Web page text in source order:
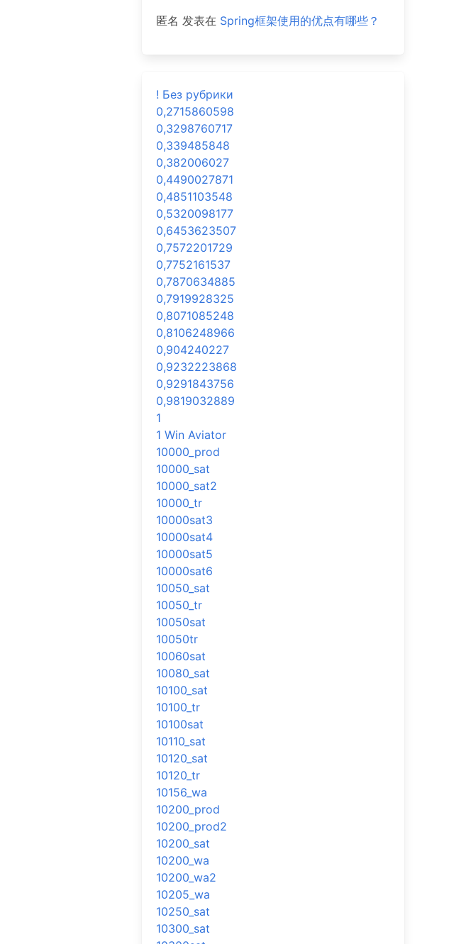
匿名 发表在 Spring框架使用的优点有哪些？
! Без рубрики
0,2715860598
0,3298760717
0,339485848
0,382006027
0,4490027871
0,4851103548
0,5320098177
0,6453623507
0,7572201729
0,7752161537
0,7870634885
0,7919928325
0,8071085248
0,8106248966
0,904240227
0,9232223868
0,9291843756
0,9819032889
1
1 Win Aviator
10000_prod
10000_sat
10000_sat2
10000_tr
10000sat3
10000sat4
10000sat5
10000sat6
10050_sat
10050_tr
10050sat
10050tr
10060sat
10080_sat
10100_sat
10100_tr
10100sat
10110_sat
10120_sat
10120_tr
10156_wa
10200_prod
10200_prod2
10200_sat
10200_wa
10200_wa2
10205_wa
10250_sat
10300_sat